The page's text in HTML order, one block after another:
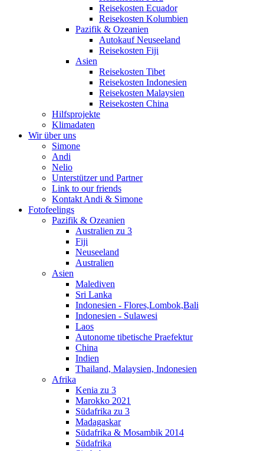
Reisekosten Ecuador
Reisekosten Kolumbien
Pazifik & Ozeanien
Autokauf Neuseeland
Reisekosten Fiji
Asien
Reisekosten Tibet
Reisekosten Indonesien
Reisekosten Malaysien
Reisekosten China
Hilfsprojekte
Klimadaten
Wir über uns
Simone
Andi
Nelio
Unterstützer und Partner
Link to our friends
Kontakt Andi & Simone
Fotofeelings
Pazifik & Ozeanien
Australien zu 3
Fiji
Neuseeland
Australien
Asien
Malediven
Sri Lanka
Indonesien - Flores,Lombok,Bali
Indonesien - Sulawesi
Laos
Autonome tibetische Praefektur
China
Indien
Thailand, Malaysien, Indonesien
Afrika
Kenia zu 3
Marokko 2021
Südafrika zu 3
Madagaskar
Südafrika & Mosambik 2014
Südafrika